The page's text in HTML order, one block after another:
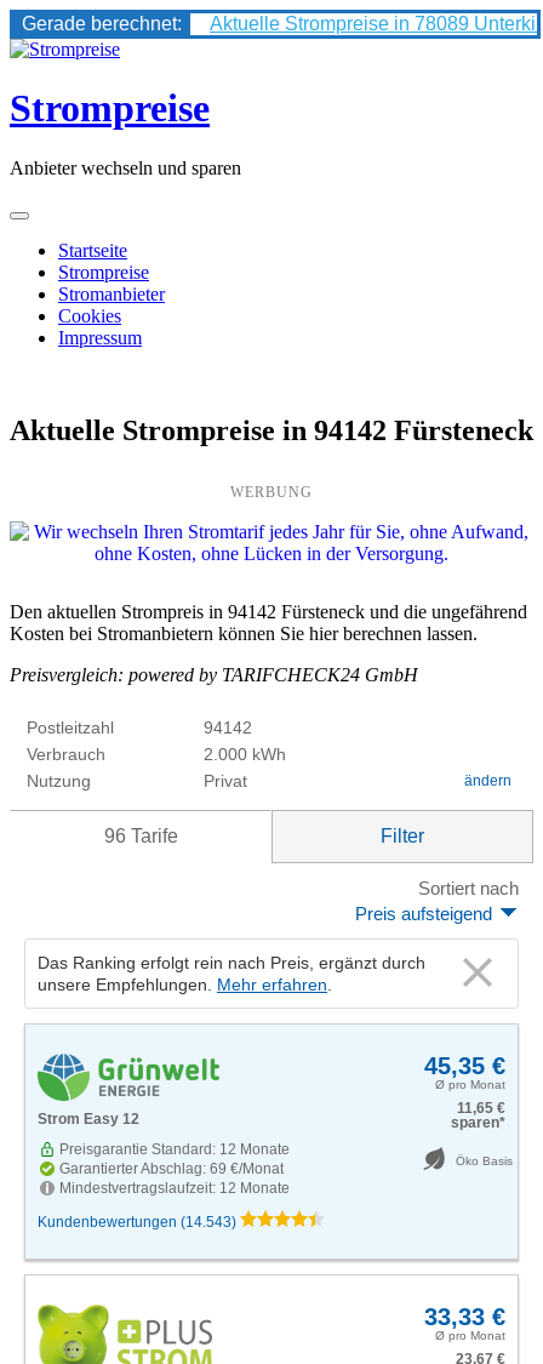
Gerade berechnet:
Aktuelle Strompreise in 78089
Skip
content
Strompreise
Anbieter wechseln und sparen
Startseite
Strompreise
Stromanbieter
Cookies
Impressum
Aktuelle Strompreise in 94142 Fürsteneck
WERBUNG
Den aktuellen Strompreis in 94142 Fürsteneck und die ungefährend
Kosten bei Stromanbietern können Sie hier berechnen lassen.
Preisvergleich: powered by TARIFCHECK24 GmbH